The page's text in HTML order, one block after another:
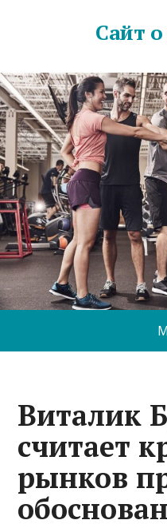
Сайт о
Виталик
считает
рынков